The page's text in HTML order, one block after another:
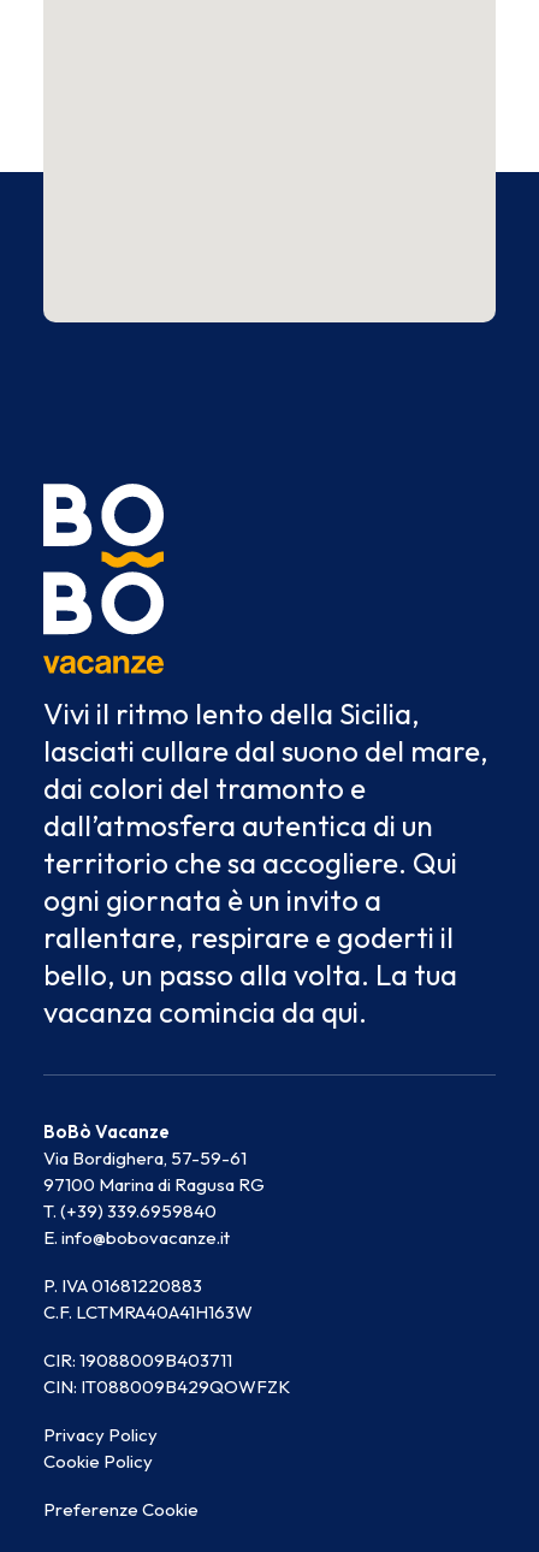
Vivi il ritmo lento della Sicilia,
lasciati cullare dal suono del mare,
dai colori del tramonto e
dall’atmosfera autentica di un
territorio che sa accogliere. Qui
ogni giornata è un invito a
rallentare, respirare e goderti il
bello, un passo alla volta. La tua
vacanza comincia da qui.
BoBò Vacanze
Via Bordighera, 57-59-61
97100 Marina di Ragusa RG
T. (+39) 339.6959840
E. info@bobovacanze.it
P. IVA 01681220883
C.F. LCTMRA40A41H163W
CIR: 19088009B403711
CIN: IT088009B429QOWFZK
Privacy Policy
Cookie Policy
Preferenze Cookie